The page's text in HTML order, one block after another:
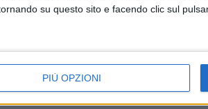
su questo sito e facendo clic sul
PIÙ OPZIONI
sulla
96, in auto
di droga:
due giovani
Doppia rapina a
Lecce: arrestato
34enne di Barletta
dopo inseguimenti e
minacce con coltello